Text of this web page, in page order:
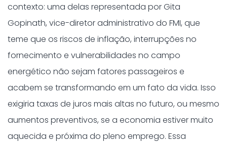
contexto: uma delas representada por Gita
Gopinath, vice-diretor administrativo do FMI, que
teme que os riscos de inflação, interrupções no
fornecimento e vulnerabilidades no campo
energético não sejam fatores passageiros e
acabem se transformando em um fato da vida. Isso
exigiria taxas de juros mais altas no futuro, ou mesmo
aumentos preventivos, se a economia estiver muito
aquecida e próxima do pleno emprego. Essa